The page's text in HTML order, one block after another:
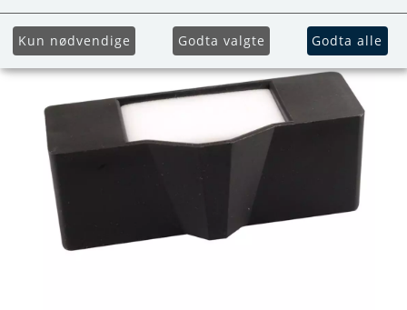
Kun nødvendige Godta valgte Godta alle